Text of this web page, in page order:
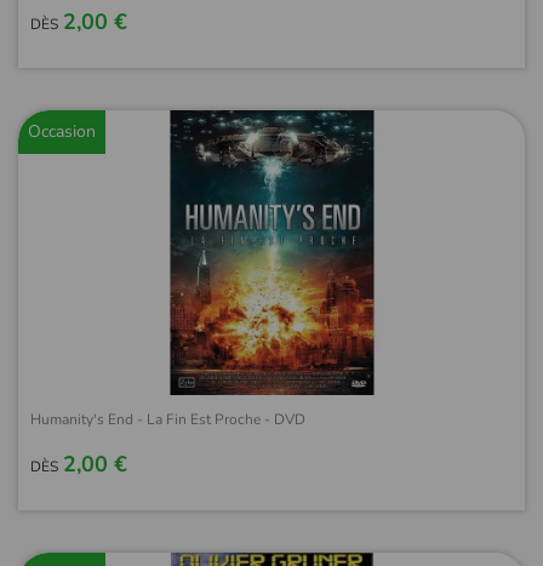
DÈS 2,00 €
Occasion
Humanity's End - La Fin Est Proche - DVD
DÈS 2,00 €